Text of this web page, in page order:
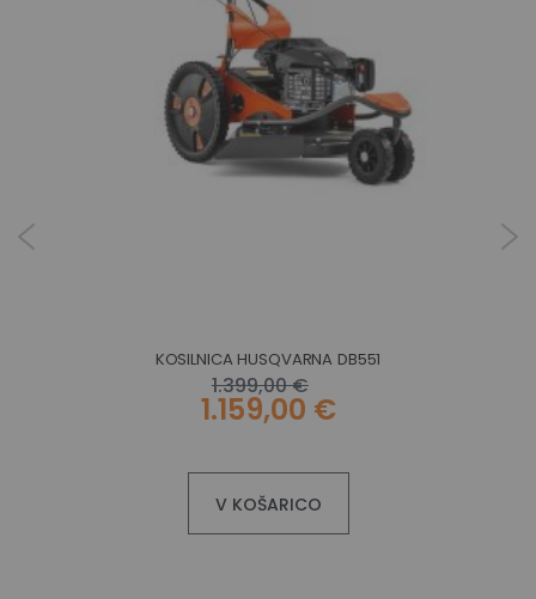
KOSILNICA HUSQVARNA DB551
1.399,00 €
1.159,00 €
V KOŠARICO